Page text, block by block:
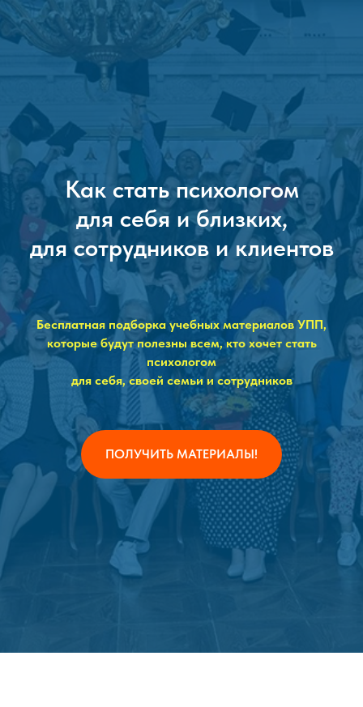
Как стать психологом
для себя и близких,
для сотрудников и клиентов
Бесплатная подборка учебных материалов УПП,
которые будут полезны всем, кто хочет стать
психологом
для себя, своей семьи и сотрудников
ПОЛУЧИТЬ МАТЕРИАЛЫ!